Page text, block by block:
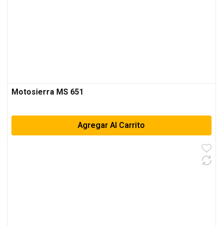
Motosierra MS 651
Agregar Al Carrito